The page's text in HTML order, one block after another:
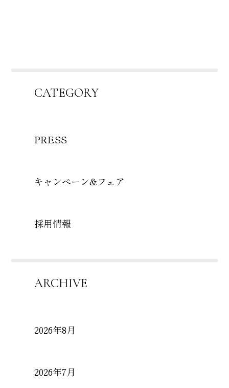
CATEGORY
PRESS
キャンペーン&フェア
採用情報
ARCHIVE
2026年8月
2026年7月